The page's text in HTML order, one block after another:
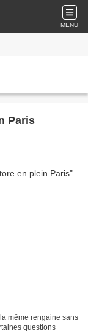
MENU
Paris
même rengaine sans
questions